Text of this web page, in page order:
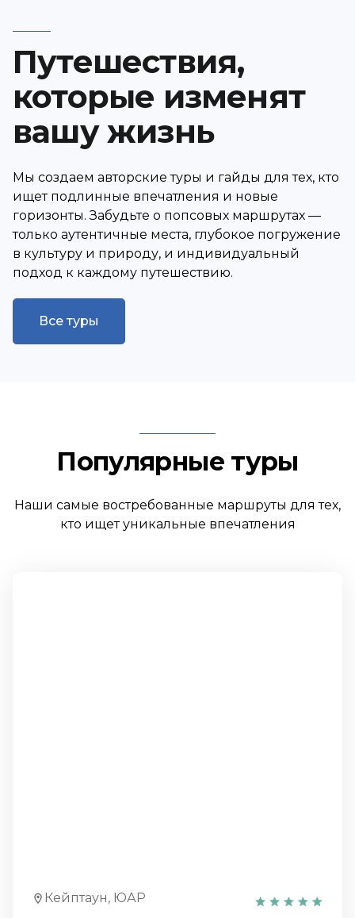
Путешествия,
которые изменят
вашу жизнь
Мы создаем авторские туры и гайды для тех, кто
ищет подлинные впечатления и новые
горизонты. Забудьте о попсовых маршрутах —
только аутентичные места, глубокое погружение
в культуру и природу, и индивидуальный
подход к каждому путешествию.
Все туры
Популярные туры
Наши самые востребованные маршруты для тех,
кто ищет уникальные впечатления
Кейптаун, ЮАР